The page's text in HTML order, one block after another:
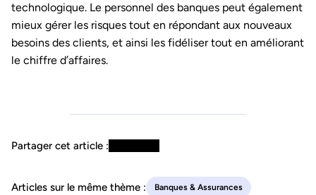
technologique. Le personnel des banques peut également
mieux gérer les risques tout en répondant aux nouveaux
besoins des clients, et ainsi les fidéliser tout en améliorant
le chiffre d’affaires.
Partager cet article :
Articles sur le même thème : Banques & Assurances